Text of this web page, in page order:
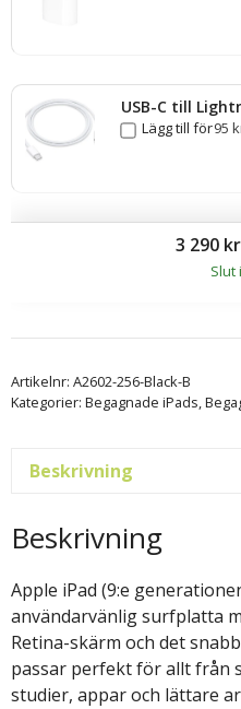
USB-C till
Lägg till för95
3 290 kr
Slut
Artikelnr: A2602-256-Black-B
Kategorier: Begagnade iPads,
Beskrivning
Beskrivning
Apple iPad (9:e
användarvänlig surfplatta
Retina-skärm och det
passar perfekt för allt från
studier, appar och lättare